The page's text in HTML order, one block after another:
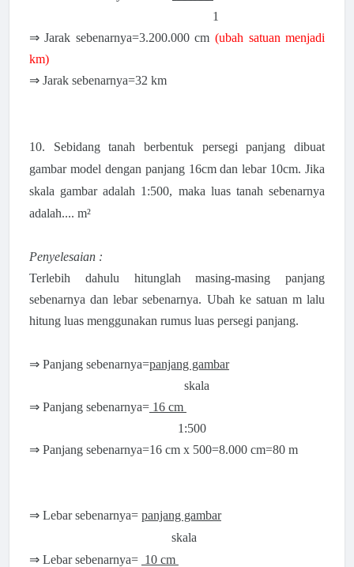
1
⇒ Jarak sebenarnya=3.200.000 cm(ubah satuan menjadi
km)
⇒ Jarak sebenarnya=32 km
10. Sebidang tanah berbentuk persegi panjang dibuat
gambar model dengan panjang 16cm dan lebar 10cm. Jika
skala gambar adalah 1:500, maka luas tanah sebenarnya
adalah.... m²
Penyelesaian :
Terlebih dahulu hitunglah masing-masing panjang
sebenarnya dan lebar sebenarnya. Ubah ke satuan m lalu
hitung luas menggunakan rumus luas persegi panjang.
⇒ Panjang sebenarnya=panjang gambar
skala
⇒ Panjang sebenarnya=16 cm
1:500
⇒ Panjang sebenarnya=16 cm x 500=8.000 cm=80 m
⇒ Lebarsebenarnya= panjang gambar
skala
⇒ Lebar sebenarnya= 10 cm